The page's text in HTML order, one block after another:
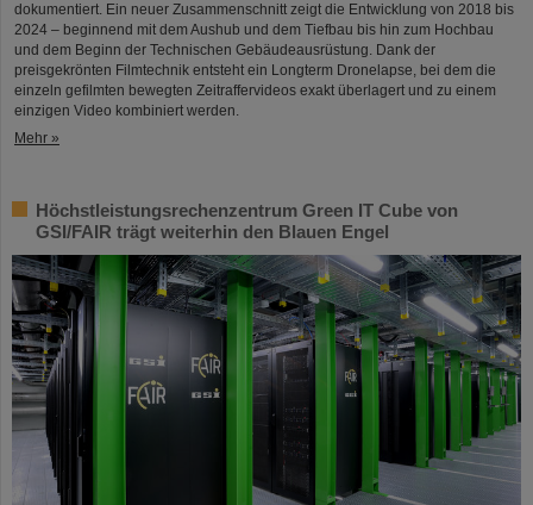
dokumentiert. Ein neuer Zusammenschnitt zeigt die Entwicklung von 2018 bis
2024 – beginnend mit dem Aushub und dem Tiefbau bis hin zum Hochbau
und dem Beginn der Technischen Gebäudeausrüstung. Dank der
preisgekrönten Filmtechnik entsteht ein Longterm Dronelapse, bei dem die
einzeln gefilmten bewegten Zeitraffervideos exakt überlagert und zu einem
einzigen Video kombiniert werden.
Mehr »
Höchstleistungsrechenzentrum Green IT Cube von
GSI/FAIR trägt weiterhin den Blauen Engel